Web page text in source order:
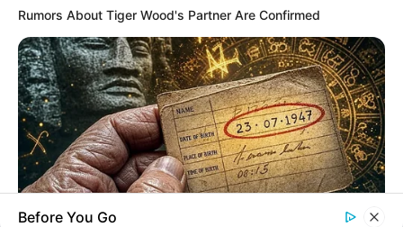
Marlysia Botelho Soares há 13 anos
Amo artesanato e tudo que é relacionado me
fascina.
Nadja Barbosa há 13 anos
Belas dicas! Artesanato é tudo de bom!
sandra maria viga oliveira
Rumors About Tiger Wood's Partner Are Confirmed
Before You Go